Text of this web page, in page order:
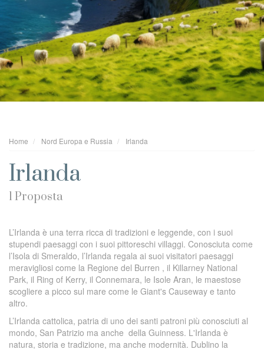
Home Nord Europa e Russia Irlanda
Irlanda
1 Proposta
L’Irlanda è una terra ricca di tradizioni e leggende, con i suoi
stupendi paesaggi con i suoi pittoreschi villaggi. Conosciuta come
l’Isola di Smeraldo, l’Irlanda regala ai suoi visitatori paesaggi
meravigliosi come la Regione del Burren , il Killarney National
Park, il Ring of Kerry, il Connemara, le Isole Aran, le maestose
scogliere a picco sul mare come le Giant's Causeway e tanto
altro.
L’Irlanda cattolica, patria di uno dei santi patroni più conosciuti al
mondo, San Patrizio ma anche della Guinness. L'Irlanda è
natura, storia e tradizione, ma anche modernità. Dublino la